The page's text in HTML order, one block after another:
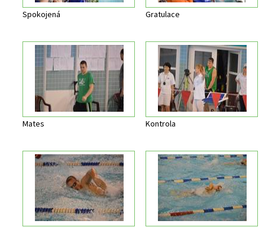
Spokojená Gratulace
Mates Kontrola